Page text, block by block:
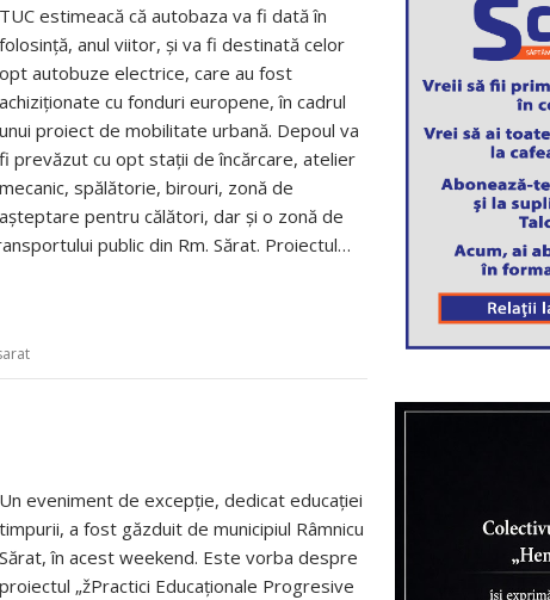
TUC estimeacă că autobaza va fi dată în
folosință, anul viitor, și va fi destinată celor
opt autobuze electrice, care au fost
achiziționate cu fonduri europene, în cadrul
unui proiect de mobilitate urbană. Depoul va
fi prevăzut cu opt stații de încărcare, atelier
mecanic, spălătorie, birouri, zonă de
așteptare pentru călători, dar și o zonă de
public din Rm. Sărat. Proiectul…
Un eveniment de excepție, dedicat educației
timpurii, a fost găzduit de municipiul Râmnicu
Sărat, în acest weekend. Este vorba despre
proiectul „žPractici Educaționale Progresive